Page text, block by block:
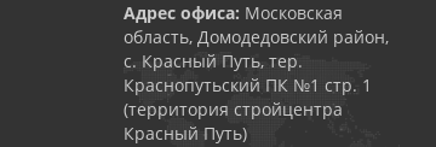
Адрес офиса: Московская
область, Домодедовский район,
с. Красный Путь, тер.
Краснопутьский ПК №1 стр. 1
(территория стройцентра
Красный Путь)